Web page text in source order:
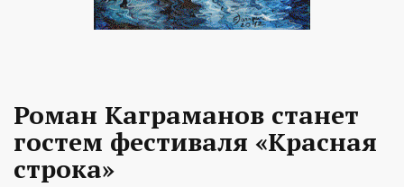
Роман Каграманов станет
гостем фестиваля «Красная
строка»